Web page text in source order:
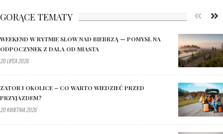
GORĄCE TEMATY
WEEKEND W RYTMIE SLOW NAD BIEBRZĄ — POMYSŁ NA
ODPOCZYNEK Z DALA OD MIASTA
20 LIPCA 2026
ZATOR I OKOLICE – CO WARTO WIEDZIEĆ PRZED
PRZYJAZDEM?
20 KWIETNIA 2026